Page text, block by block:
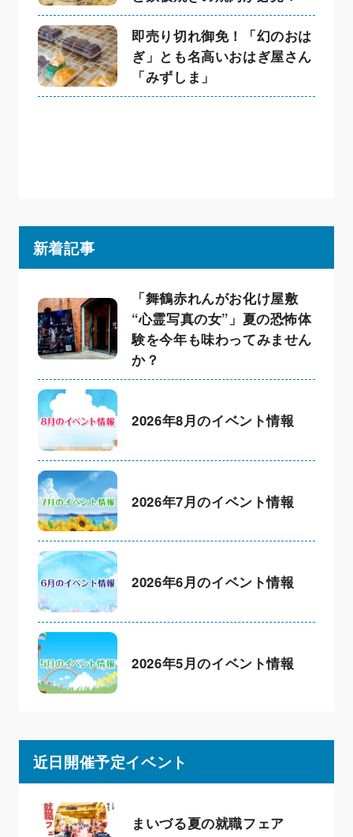
即売り切れ御免！「幻のおは
ぎ」とも名高いおはぎ屋さん
「みずしま」
新着記事
「舞鶴赤れんがお化け屋敷
“心霊写真の女”」夏の恐怖体
験を今年も味わってみません
か？
2026年8月のイベント情報
2026年7月のイベント情報
2026年6月のイベント情報
2026年5月のイベント情報
近日開催予定イベント
まいづる夏の就職フェア